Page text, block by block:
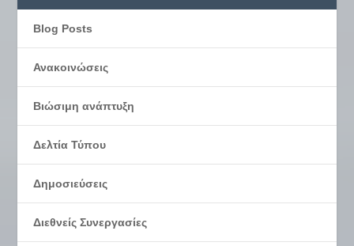
Blog Posts
Ανακοινώσεις
Βιώσιμη ανάπτυξη
Δελτία Τύπου
Δημοσιεύσεις
Διεθνείς Συνεργασίες